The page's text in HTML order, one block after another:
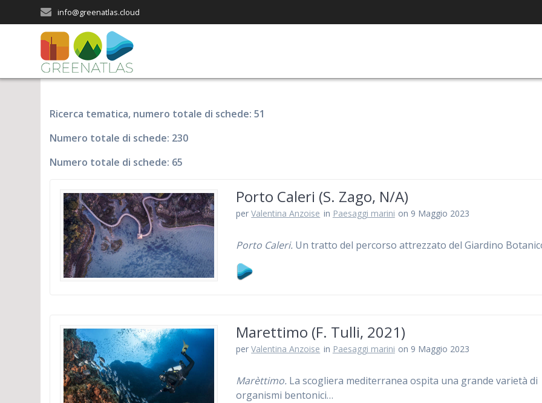
al
contenuto
info@greenatlas.cloud
Ricerca tematica, numero totale di schede: 51
Numero totale di schede: 230
Numero totale di schede: 65
Porto Caleri (S. Zago, N/A)
perValentina Anzoise in Paesaggi marini on 9 Maggio 2023
Porto Caleri. Un tratto del percorso attrezzato del Giardino
Marettimo (F. Tulli, 2021)
perValentina Anzoise in Paesaggi marini on 9 Maggio 2023
Marèttimo. La scogliera mediterranea ospita una grande varietà di
organismi bentonici…